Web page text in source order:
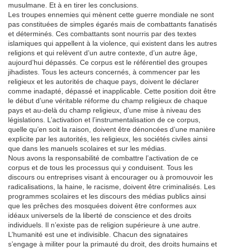
musulmane. Et à en tirer les conclusions.
Les troupes ennemies qui mènent cette guerre mondiale ne sont
pas constituées de simples égarés mais de combattants fanatisés
et déterminés. Ces combattants sont nourris par des textes
islamiques qui appellent à la violence, qui existent dans les autres
religions et qui relèvent d’un autre contexte, d’un autre âge,
aujourd’hui dépassés. Ce corpus est le référentiel des groupes
jihadistes. Tous les acteurs concernés, à commencer par les
religieux et les autorités de chaque pays, doivent le déclarer
comme inadapté, dépassé et inapplicable. Cette position doit être
le début d’une véritable réforme du champ religieux de chaque
pays et au-delà du champ religieux, d’une mise à niveau des
législations. L’activation et l’instrumentalisation de ce corpus,
quelle qu’en soit la raison, doivent être dénoncées d’une manière
explicite par les autorités, les religieux, les sociétés civiles ainsi
que dans les manuels scolaires et sur les médias.
Nous avons la responsabilité de combattre l’activation de ce
corpus et de tous les processus qui y conduisent. Tous les
discours ou entreprises visant à encourager ou à promouvoir les
radicalisations, la haine, le racisme, doivent être criminalisés. Les
programmes scolaires et les discours des médias publics ainsi
que les prêches des mosquées doivent être conformes aux
idéaux universels de la liberté de conscience et des droits
individuels. Il n’existe pas de religion supérieure à une autre.
L’humanité est une et indivisible. Chacun des signataires
s’engage à militer pour la primauté du droit, des droits humains et